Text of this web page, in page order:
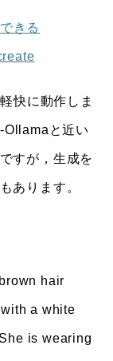
きる
快に動作しま
Ollamaと近い
すが，生成を
あります。
hair
a white
is wearing